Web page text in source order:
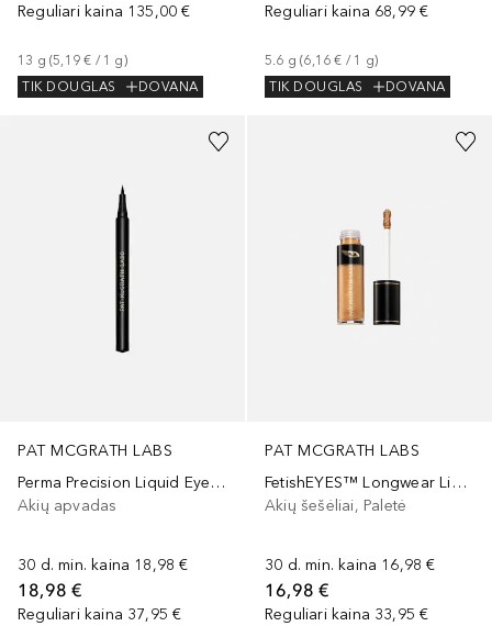
Reguliari kaina 135,00 €
13 g (5,19 € / 1 g)
TIK DOUGLAS
DOVANA
Reguliari kaina 68,99 €
5.6 g (6,16 € / 1 g)
TIK DOUGLAS
DOVANA
PAT MCGRATH LABS
Perma Precision Liquid Eyeliner
Akių apvadas
30 d. min. kaina 18,98 €
18,98 €
Reguliari kaina 37,95 €
PAT MCGRATH LABS
FetishEYES™ Longwear Liquid Eye Shadow
Akių šešėliai, Paletė
30 d. min. kaina 16,98 €
16,98 €
Reguliari kaina 33,95 €
+1